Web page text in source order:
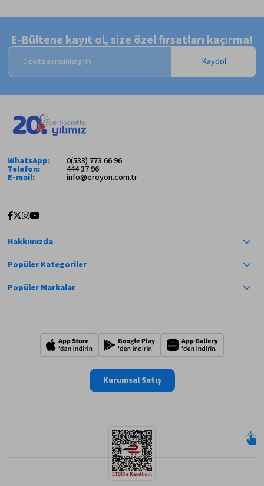
E-Bültene kayıt ol, size özel fırsatları kaçırma!
Kaydol
WhatsApp: 0(533) 773 66 96
Telefon: 444 37 96
E-mail: info@ereyon.com.tr
Hakkımızda
Popüler Kategoriler
Popüler Markalar
Kurumsal Satış